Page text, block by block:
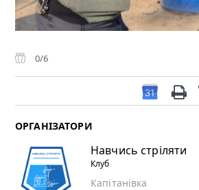
0/6
ОРГАНІЗАТОРИ
Навчись стріляти
Клуб
Капітанівка